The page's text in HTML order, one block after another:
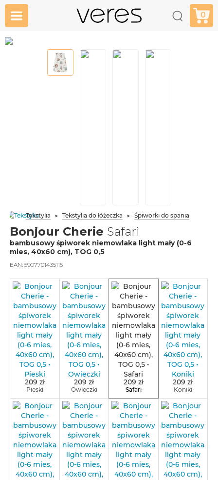
0
Tekstylia Tekstylia do łóżeczka Śpiworki do spania
Bonjour Cherie Safari
bambusowy śpiworek niemowlaka light mały (0-6
mies, 40x60 cm), TOG 0,5
EAN: 5907701435115
209 zł
Pieski
209 zł
Owieczki
209 zł
Safari
209 zł
Koniki